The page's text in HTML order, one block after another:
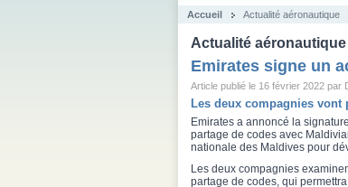
Accueil
Actualité aéronautique
Actualité aéronautique
Emirates signe un
Article publié le 16 février 2022 par
Les deux compagnies vont
Emirates a annoncé la
partage de codes avec
nationale des Maldives pour
Les deux compagnies
partage de codes, qui